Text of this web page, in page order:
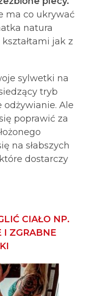
ma co ukrywać
natura
jak z
sylwetki na
tryb
odżywianie. Ale
poprawić za
na słabszych
dostarczy
CIAŁO NP.
I ZGRABNE